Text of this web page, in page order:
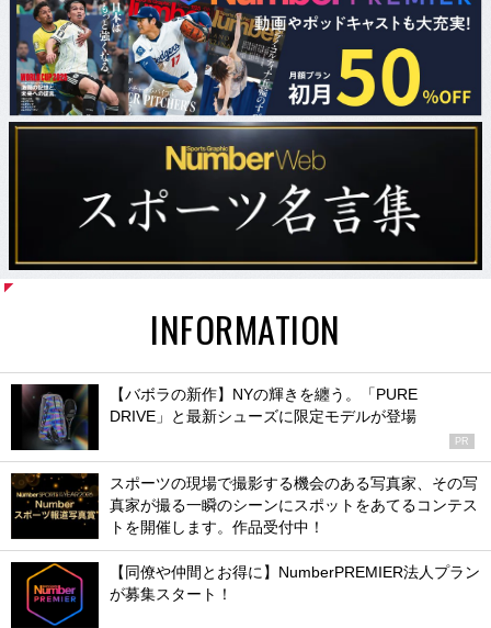
INFORMATION
【バボラの新作】NYの輝きを纏う。「PURE
DRIVE」と最新シューズに限定モデルが登場
PR
スポーツの現場で撮影する機会のある写真家、その写
真家が撮る一瞬のシーンにスポットをあてるコンテス
トを開催します。作品受付中！
【同僚や仲間とお得に】NumberPREMIER法人プラン
が募集スタート！